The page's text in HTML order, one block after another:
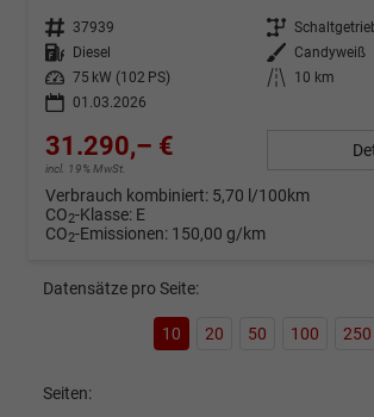
Fahrzeug-Nr. 37939 Getriebe
Kraftstoff Diesel Außenfarbe Candyweiß
Leistung
75 kW (102 PS) Kilometerstand
10 km
01.03.2026
31.290,– €
incl. 19% MwSt.
Verbrauch kombiniert: 5,70 l/100km
CO2-Klasse: E
CO2-Emissionen: 150,00 g/km
Datensätze pro Seite:
10 20 50 100 250
Seiten: